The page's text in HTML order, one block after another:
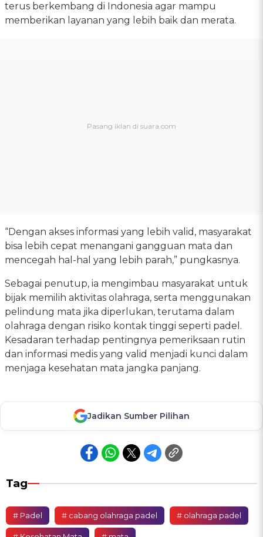
terus berkembang di Indonesia agar mampu
memberikan layanan yang lebih baik dan merata.
“Dengan akses informasi yang lebih valid, masyarakat
bisa lebih cepat menangani gangguan mata dan
mencegah hal-hal yang lebih parah,” pungkasnya.
Sebagai penutup, ia mengimbau masyarakat untuk
bijak memilih aktivitas olahraga, serta menggunakan
pelindung mata jika diperlukan, terutama dalam
olahraga dengan risiko kontak tinggi seperti padel.
Kesadaran terhadap pentingnya pemeriksaan rutin
dan informasi medis yang valid menjadi kunci dalam
menjaga kesehatan mata jangka panjang.
Jadikan Sumber Pilihan
Tag
# Padel # cabang olahraga padel # olahraga padel